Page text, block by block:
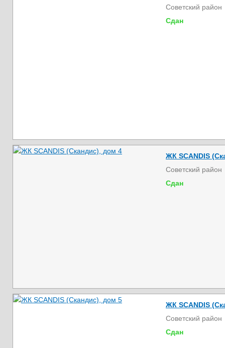
Советский район
Сдан
ЖК SCANDIS
Советский район
Сдан
ЖК SCANDIS
Советский район
Сдан